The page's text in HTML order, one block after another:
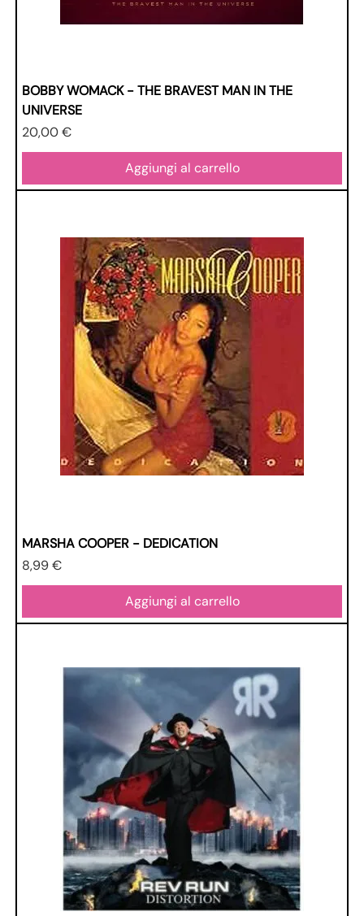
BOBBY WOMACK - THE BRAVEST MAN IN THE
UNIVERSE
Prezzo
20,00 €
Aggiungi al carrello
MARSHA COOPER - DEDICATION
Prezzo
8,99 €
Aggiungi al carrello